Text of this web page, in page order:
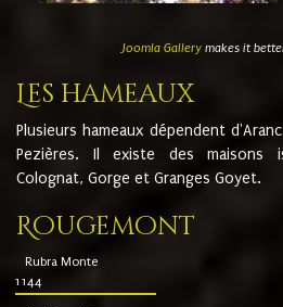
Joomla Gallerymakes it
Les hameaux
Plusieurs hameaux dépendent
Pezières. Il existe des maisons
Colognat, Gorge et Granges Goyet.
Rougemont
Rubra Monte
1144